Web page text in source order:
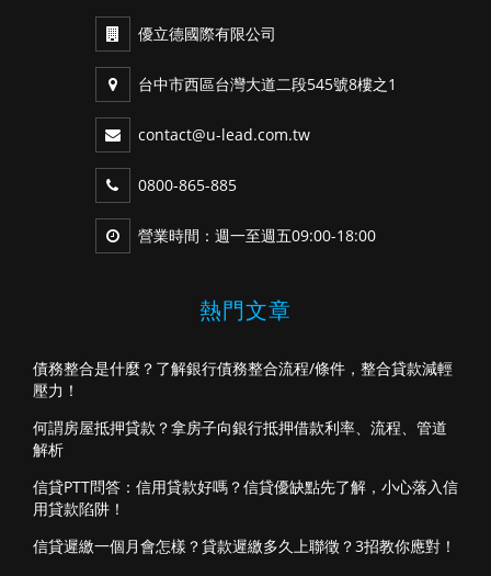
優立德國際有限公司
台中市西區台灣大道二段545號8樓之1
contact@u-lead.com.tw
0800-865-885
營業時間：週一至週五09:00-18:00
熱門文章
債務整合是什麼？了解銀行債務整合流程/條件，整合貸款減輕
壓力！
何謂房屋抵押貸款？拿房子向銀行抵押借款利率、流程、管道
解析
信貸PTT問答：信用貸款好嗎？信貸優缺點先了解，小心落入信
用貸款陷阱！
信貸遲繳一個月會怎樣？貸款遲繳多久上聯徵？3招教你應對！